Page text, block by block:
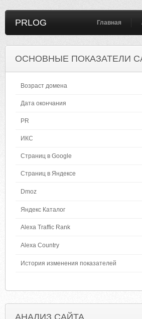
PRLOG Главная
ОСНОВНЫЕ ПОКАЗАТЕЛИ
Возраст домена
Дата окончания
PR
ИКС
Страниц в Google
Страниц в Яндексе
Dmoz
Яндекс Каталог
Alexa Traffic Rank
Alexa Country
История изменения показателей
АНАЛИЗ САЙТА